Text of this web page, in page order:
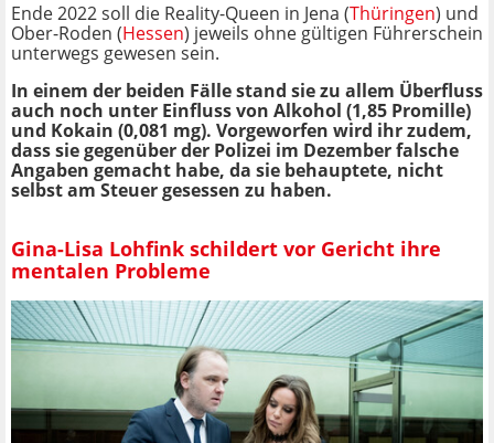
Ende 2022 soll die Reality-Queen in Jena (Thüringen) und
Ober-Roden (Hessen) jeweils ohne gültigen Führerschein
unterwegs gewesen sein.
In einem der beiden Fälle stand sie zu allem Überfluss
auch noch unter Einfluss von Alkohol (1,85 Promille)
und Kokain (0,081 mg). Vorgeworfen wird ihr zudem,
dass sie gegenüber der Polizei im Dezember falsche
Angaben gemacht habe, da sie behauptete, nicht
selbst am Steuer gesessen zu haben.
Gina-Lisa Lohfink schildert vor Gericht ihre
mentalen Probleme